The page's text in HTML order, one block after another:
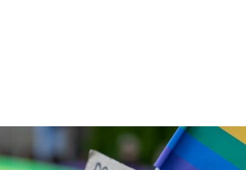
osób LGBT+ – wywieramy